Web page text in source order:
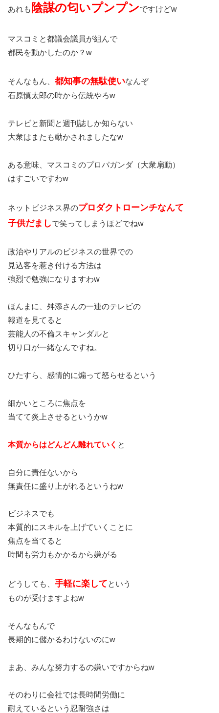
あれも 陰謀の匂いプンプンですけどw
マスコミと都議会議員が組んで
都民を動かしたのか？w
そんなもん、 都知事の無駄使いなんぞ
石原慎太郎の時から伝統やろw
テレビと新聞と週刊誌しか知らない
大衆はまたも動かされましたなw
ある意味、マスコミのプロパガンダ（大衆扇動）
はすごいですわw
ネットビジネス界のプロダクトローンチなんて
子供だましで笑ってしまうほどでねw
政治やリアルのビジネスの世界での
見込客を惹き付ける方法は
強烈で勉強になりますわw
ほんまに、舛添さんの一連のテレビの
報道を見てると
芸能人の不倫スキャンダルと
切り口が一緒なんですね。
ひたすら、感情的に煽って怒らせるという
細かいところに焦点を
当てて炎上させるというかw
本質からはどんどん離れていく と
自分に責任ないから
無責任に盛り上がれるというねw
ビジネスでも
本質的にスキルを上げていくことに
焦点を当てると
時間も労力もかかるから嫌がる
どうしても、 手軽に楽してという
ものが受けますよねw
そんなもんで
長期的に儲かるわけないのにw
まあ、みんな努力するの嫌いですからねw
そのわりに会社では長時間労働に
耐えているという忍耐強さは